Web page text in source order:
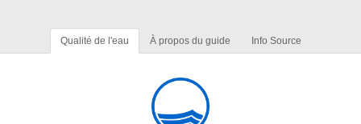
Qualité de l'eau À propos du guide Info Source